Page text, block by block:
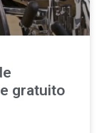
gratuito